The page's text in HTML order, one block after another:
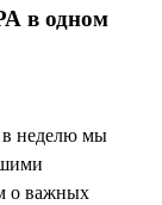
в одном
в неделю мы
о важных